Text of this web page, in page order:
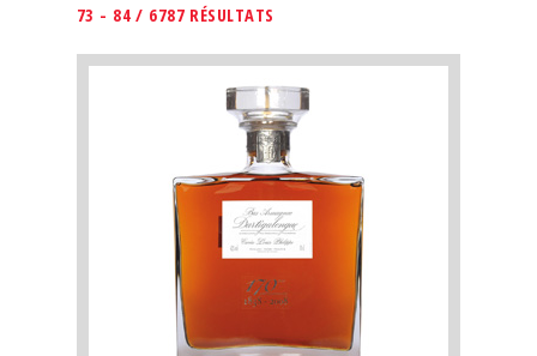
73 - 84 / 6787 RÉSULTATS